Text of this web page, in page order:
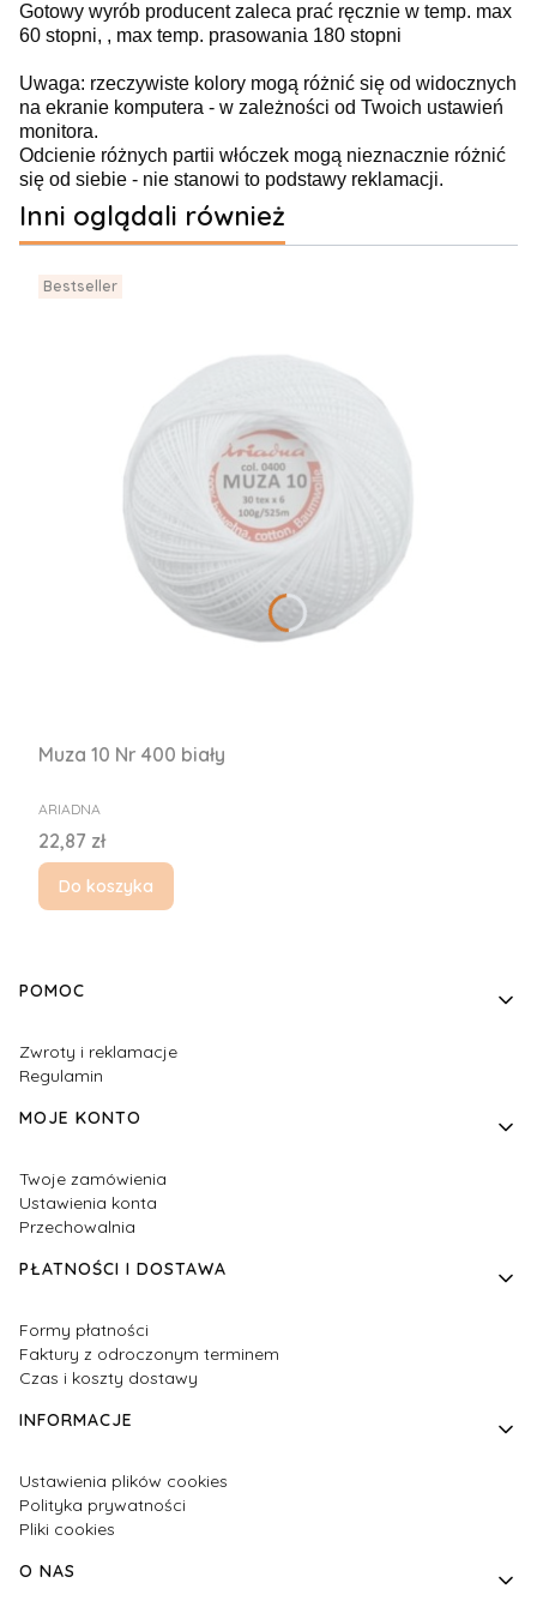
Gotowy wyrób producent zaleca prać ręcznie w temp. max
60 stopni, , max temp. prasowania 180 stopni
Uwaga: rzeczywiste kolory mogą różnić się od widocznych
na ekranie komputera - w zależności od Twoich ustawień
monitora.
Odcienie różnych partii włóczek mogą nieznacznie różnić
się od siebie - nie stanowi to podstawy reklamacji.
Inni oglądali również
Bestseller
Muza 10 Nr 400 biały
PRODUCENT
ARIADNA
Cena
22,87 zł
Do koszyka
Linki w stopce
POMOC
Zwroty i reklamacje
Regulamin
MOJE KONTO
Twoje zamówienia
Ustawienia konta
Przechowalnia
PŁATNOŚCI I DOSTAWA
Formy płatności
Faktury z odroczonym terminem
Czas i koszty dostawy
INFORMACJE
Ustawienia plików cookies
Polityka prywatności
Pliki cookies
O NAS